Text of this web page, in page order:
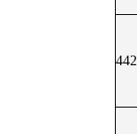
442